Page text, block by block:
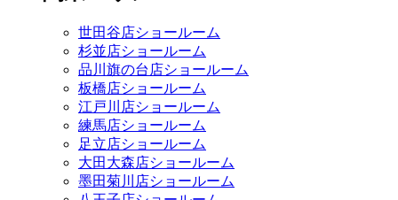
世田谷店ショールーム
杉並店ショールーム
品川旗の台店ショールーム
板橋店ショールーム
江戸川店ショールーム
練馬店ショールーム
足立店ショールーム
大田大森店ショールーム
墨田菊川店ショールーム